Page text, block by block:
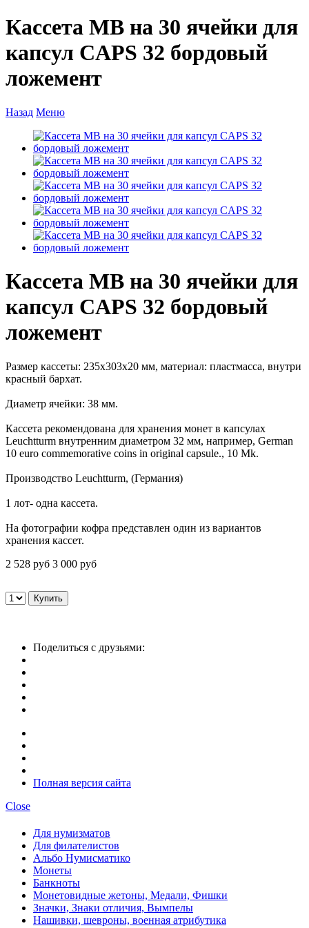
Кассета MB на 30 ячейки для
капсул CAPS 32 бордовый
ложемент
Назад Меню
Кассета MB на 30 ячейки для
капсул CAPS 32 бордовый
ложемент
Размер кассеты: 235х303х20 мм, материал: пластмасса, внутри
красный бархат.
Диаметр ячейки: 38 мм.
Кассета рекомендована для хранения монет в капсулах
Leuchtturm внутренним диаметром 32 мм, например, German
10 euro commemorative coins in original capsule., 10 Mk.
Производство Leuchtturm, (Германия)
1 лот- одна кассета.
На фотографии кофра представлен один из вариантов
хранения кассет.
2 528 руб 3 000 руб
Поделиться с друзьями:
Полная версия сайта
Close
Для нумизматов
Для филателистов
Альбо Нумисматико
Монеты
Банкноты
Монетовидные жетоны, Медали, Фишки
Значки, Знаки отличия, Вымпелы
Нашивки, шевроны, военная атрибутика